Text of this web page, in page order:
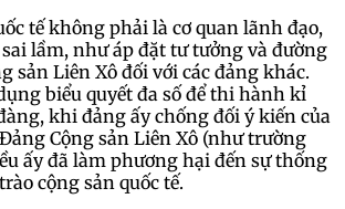
tế không phải là cơ quan lãnh đạo,
lầm, như áp đặt tư tưởng và đường
sản Liên Xô đối với các đảng khác.
biểu quyết đa số để thi hành kỉ
khi đảng ấy chống đối ý kiến của
Cộng sản Liên Xô (như trường
ấy đã làm phương hại đến sự thống
cộng sản quốc tế.